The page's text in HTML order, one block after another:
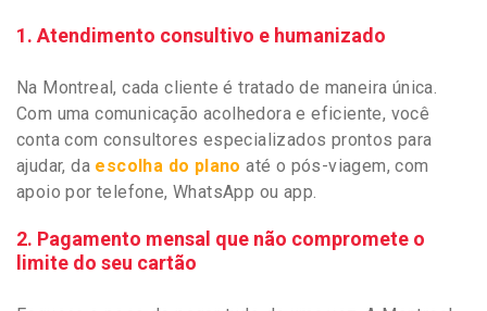
1. Atendimento consultivo e humanizado
Na Montreal, cada cliente é tratado de maneira única.
Com uma comunicação acolhedora e eficiente, você
conta com consultores especializados prontos para
ajudar, da escolha do plano até o pós-viagem, com
apoio por telefone, WhatsApp ou app.
2. Pagamento mensal que não compromete o
limite do seu cartão